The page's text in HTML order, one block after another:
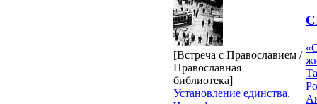
[Встреча с Православием /
Православная
библиотека]
Установление единства.